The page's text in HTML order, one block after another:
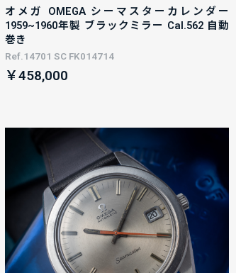
オメガ OMEGA シーマスターカレンダー
1959~1960年製 ブラックミラー Cal.562 自動
巻き
Ref.14701 SC FK014714
￥458,000